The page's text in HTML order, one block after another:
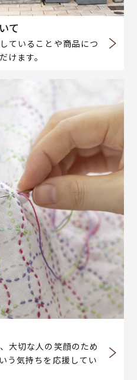
て
ていることや商品につ
けます。
大切な人の笑顔のため
う気持ちを応援してい